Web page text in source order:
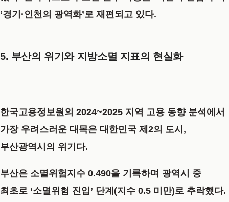
‘경기·인천의 광역화’로 재편되고 있다.
5. 부산의 위기와 지방소멸 지표의 현실화
한국고용정보원의 2024~2025 지역 고용 동향 분석에서
가장 우려스러운 대목은 대한민국 제2의 도시,
부산광역시의 위기다.
부산은 소멸위험지수 0.490을 기록하며 광역시 중
최초로 ‘소멸위험 진입’ 단계(지수 0.5 미만)로 추락했다.